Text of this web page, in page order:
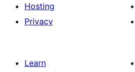
Hosting
Privacy
Learn